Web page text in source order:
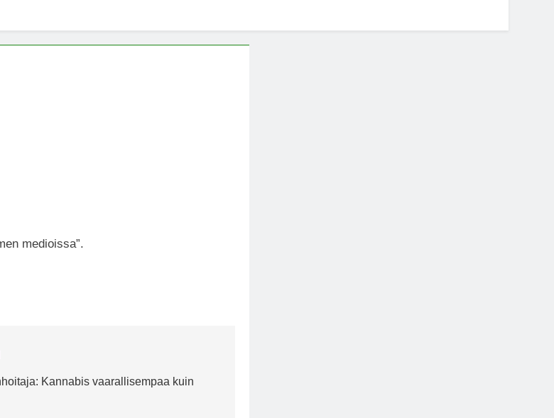
kannalla
viihdekäytön laillistamisesta
medioissa”.
Kannabis vaarallisempaa kuin